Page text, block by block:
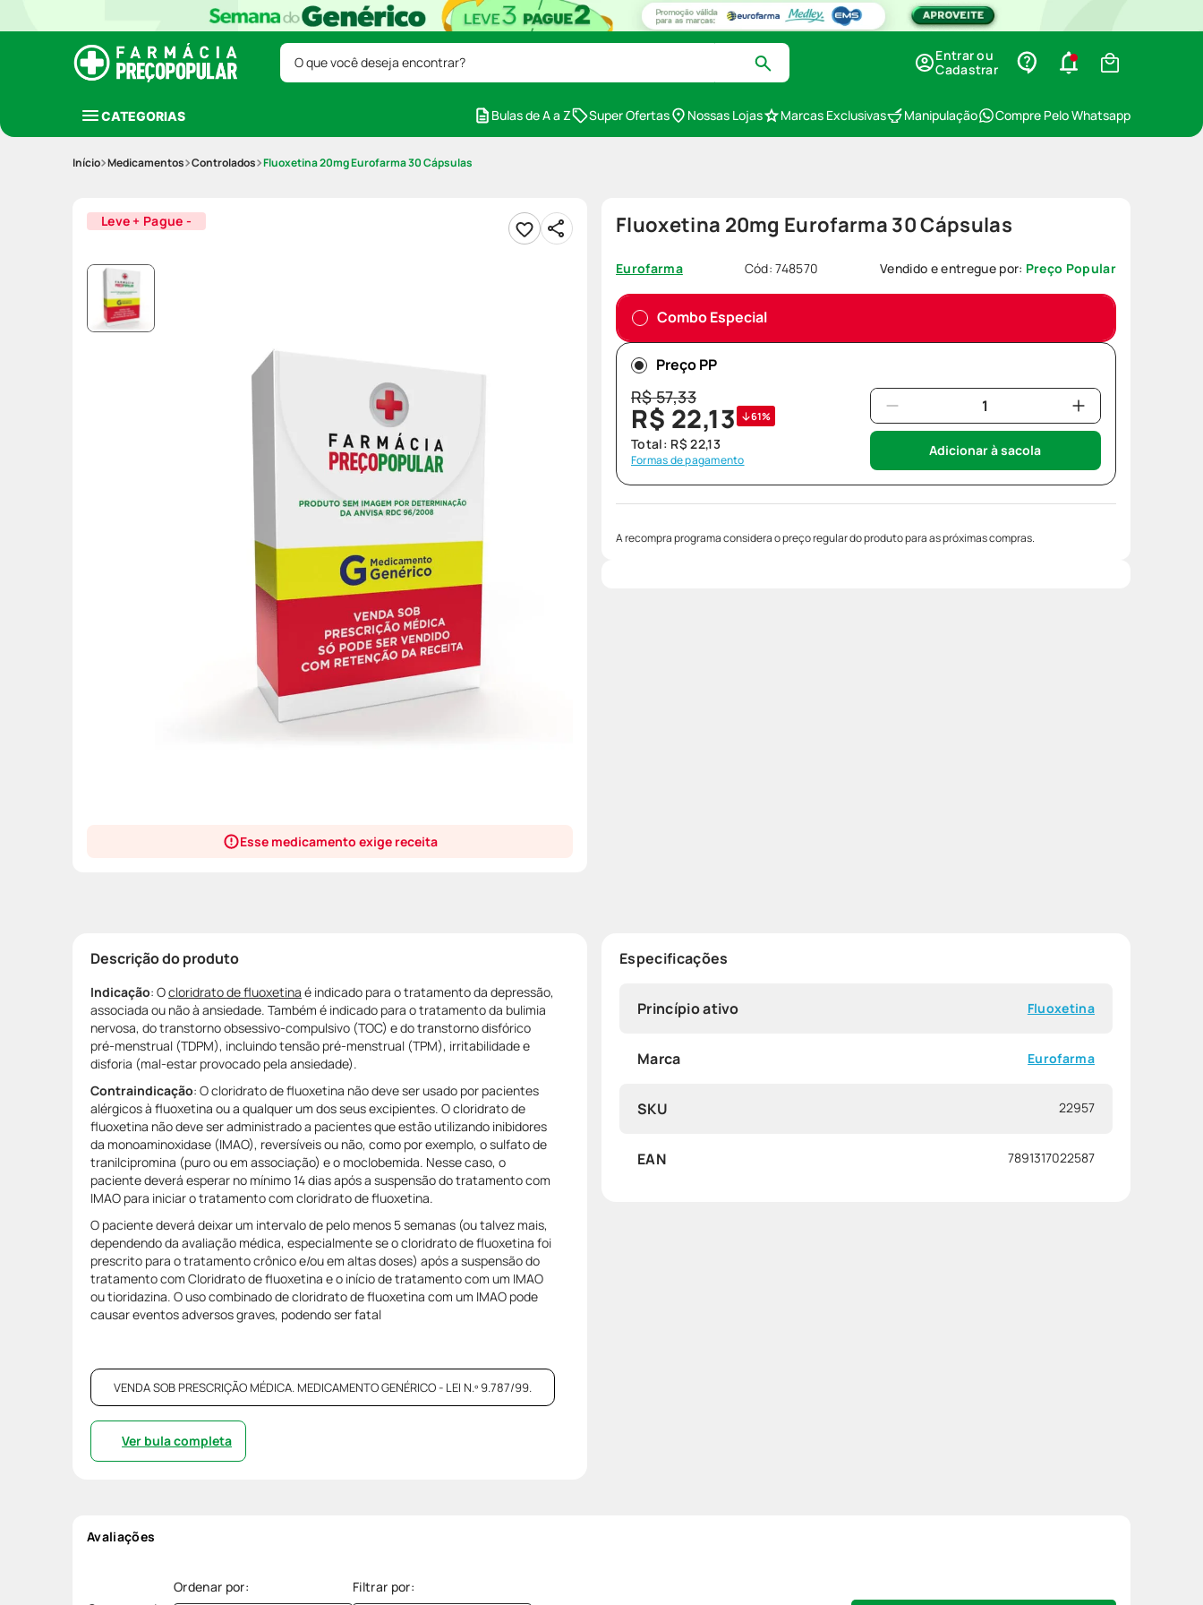
O que você deseja encontrar?
Entrar ou
Cadastrar
CATEGORIAS Bulas de A a Z Super Ofertas Nossas Lojas Marcas Exclusivas Manipulação Compre Pelo Whatsapp
Medicamentos Controlados Fluoxetina 20mg Eurofarma 30 Cápsulas
Leve + Pague -
Esse medicamento exige receita
Fluoxetina 20mg Eurofarma 30 Cápsulas
Eurofarma Cód:748570 Vendido e entregue por: Preço Popular
Combo Especial
Preço PP
R$57,33
R$ 22,13 61%
Total: R$ 22,13
Formas de pagamento
Adicionar à sacola
A recompra programa considera o preço regular do produto para as próximas compras.
Descrição do produto
Indicação: Ocloridrato de fluoxetina é indicado para o tratamento da depressão,
associada ou não à ansiedade. Também é indicado para o tratamento da bulimia
nervosa, do transtorno obsessivo-compulsivo (TOC) e do transtorno disfórico
pré-menstrual (TDPM), incluindo tensão pré-menstrual (TPM), irritabilidade e
disforia (mal-estar provocado pela ansiedade).
Contraindicação: O cloridrato de fluoxetina não deve ser usado por pacientes
alérgicos à fluoxetina ou a qualquer um dos seus excipientes. O cloridrato de
fluoxetina não deve ser administrado a pacientes que estão utilizando inibidores
da monoaminoxidase (IMAO), reversíveis ou não, como por exemplo, o sulfato de
tranilcipromina (puro ou em associação) e o moclobemida. Nesse caso, o
paciente deverá esperar no mínimo 14 dias após a suspensão do tratamento com
IMAO para iniciar o tratamento com cloridrato de fluoxetina.
O paciente deverá deixar um intervalo de pelo menos 5 semanas (ou talvez mais,
dependendo da avaliação médica, especialmente se o cloridrato de fluoxetina foi
prescrito para o tratamento crônico e/ou em altas doses) após a suspensão do
tratamento com Cloridrato de fluoxetina e o início de tratamento com um IMAO
ou tioridazina. O uso combinado de cloridrato de fluoxetina com um IMAO pode
causar eventos adversos graves, podendo ser fatal
VENDA SOB PRESCRIÇÃO MÉDICA. MEDICAMENTO GENÉRICO - LEI N.º 9.787/99.
Ver bula completa
Especificações
Princípio ativo Fluoxetina
Marca Eurofarma
SKU 22957
EAN 7891317022587
Avaliações